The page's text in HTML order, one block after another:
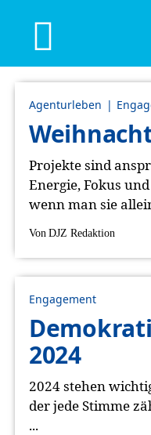
Agenturleben
Projekte sind
Energie, Fokus
wenn man sie
Von DJZ Redaktion
Engagement
2024
2024 stehen
der jede Stimme
...